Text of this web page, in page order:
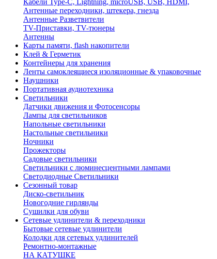
Кабели Type-C, Lightning, microUSB, USB, HDMI,
Антенные переходники, штекера, гнезда
Антенные Разветвители
TV-Приставки, TV-тюнеры
Антенны
Карты памяти, flash накопители
Клей & Герметик
Контейнеры для хранения
Ленты самоклеящиеся изоляционные & упаковочные
Наушники
Портативная аудиотехника
Светильники
Датчики движения и Фотосенсоры
Лампы для светильников
Напольные светильники
Настольные светильники
Ночники
Прожекторы
Садовые светильники
Светильники с люминесцентными лампами
Светодиодные Светильники
Сезонный товар
Диско-светильник
Новогодние гирлянды
Сушилки для обуви
Сетевые удлинители & переходники
Бытовые сетевые удлинители
Колодки для сетевых удлинителей
Ремонтно-монтажные
НА КАТУШКЕ